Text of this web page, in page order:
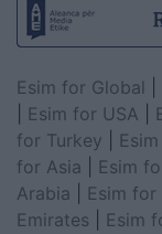
Esim for Global
Esim for USA
for Turkey
for Asia
Esim
Arabia
Esim
Emirates
Esim